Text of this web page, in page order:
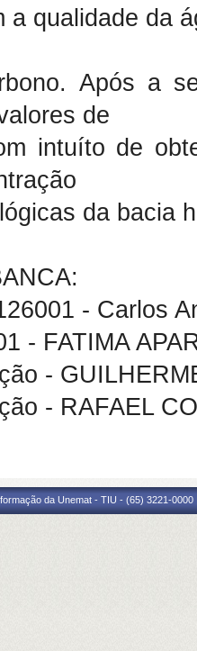
a qualidade da
Após a
de
intuíto de
da bacia
- Carlos
- FATIMA
-
- RAFAEL
da Unemat - TIU - (65) 3221-